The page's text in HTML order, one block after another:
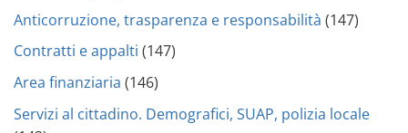
Anticorruzione, trasparenza e responsabilità (147)
Contratti e appalti (147)
Area finanziaria (146)
Servizi al cittadino. Demografici, SUAP, polizia locale